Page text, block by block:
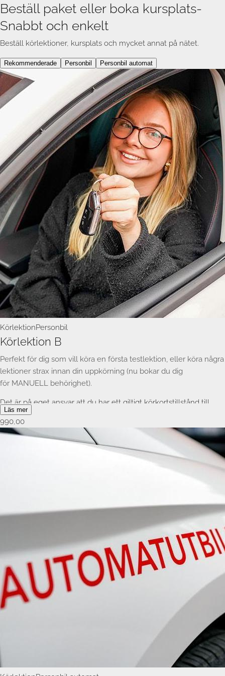
Beställ paket eller boka kursplats-
Snabbt och enkelt
Beställ körlektioner, kursplats och mycket annat på nätet.
Rekommenderade Personbil Personbil automat
KörlektionPersonbil
Körlektion B
Perfekt för dig som vill köra en första testlektion, eller köra några
lektioner strax innan din uppkörning (nu bokar du dig
för MANUELL behörighet).
Det är på eget ansvar att du har ett giltigt körkortstillstånd till
körlektionen.
Vi återbetalar inga lektioner pga språksvårigheter. Man behöver
prata svenska eller engelska flytande för att köra med oss, ingen
tolk i bilen accepteras. Avbokning ska ske senast 24 timmar
innan lektionen, undantag sjukdom stärkt av läkarintyg.
Läs mer
990,00